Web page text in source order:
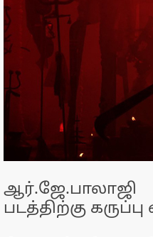
படத்திற்கு